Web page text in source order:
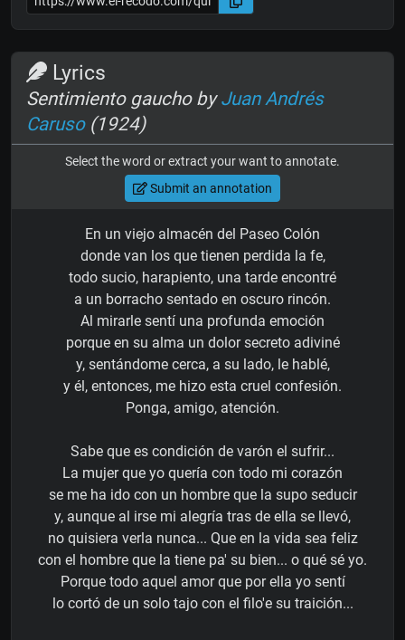
Lyrics
Sentimiento gaucho byJuan Andrés
Caruso(1924)
Select the word or extract your want to annotate.
Submit an annotation
En un viejo almacén del Paseo Colón
donde van los que tienen perdida la fe,
todo sucio, harapiento, una tarde encontré
a un borracho sentado en oscuro rincón.
Al mirarle sentí una profunda emoción
porque en su alma un dolor secreto adiviné
y, sentándome cerca, a su lado, le hablé,
y él, entonces, me hizo esta cruel confesión.
Ponga, amigo, atención.
Sabe que es condición de varón el sufrir...
La mujer que yo quería con todo mi corazón
se me ha ido con un hombre que la supo seducir
y, aunque al irse mi alegría tras de ella se llevó,
no quisiera verla nunca... Que en la vida sea feliz
con el hombre que la tiene pa' su bien... o qué sé yo.
Porque todo aquel amor que por ella yo sentí
lo cortó de un solo tajo con el filo'e su traición...